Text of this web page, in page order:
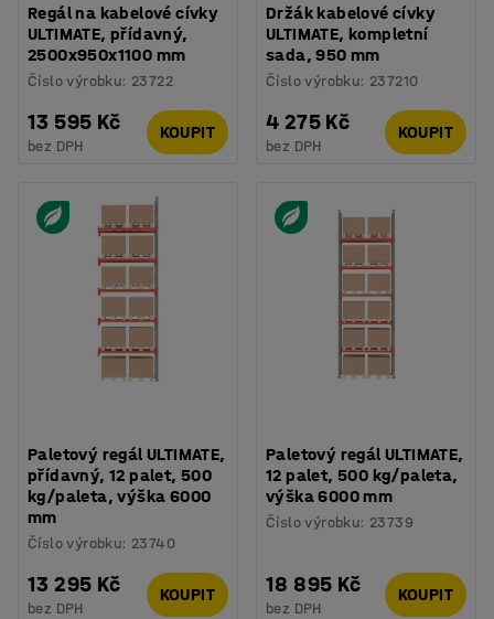
Regál na kabelové cívky
ULTIMATE, přídavný,
2500x950x1100 mm
Číslo výrobku: 23722
13 595 Kč
bez DPH
KOUPIT
Držák kabelové cívky
ULTIMATE, kompletní
sada, 950 mm
Číslo výrobku: 237210
4 275 Kč
bez DPH
KOUPIT
Paletový regál ULTIMATE,
přídavný, 12 palet, 500
kg/paleta, výška 6000
mm
Číslo výrobku: 23740
13 295 Kč
bez DPH
KOUPIT
Paletový regál ULTIMATE,
12 palet, 500 kg/paleta,
výška 6000 mm
Číslo výrobku: 23739
18 895 Kč
bez DPH
KOUPIT